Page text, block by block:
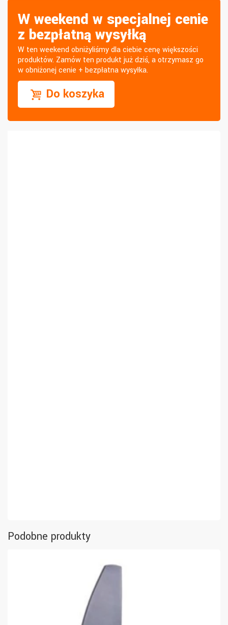
W weekend w specjalnej cenie
z bezpłatną wysyłką
W ten weekend obniżyliśmy dla ciebie cenę większości
produktów. Zamów ten produkt już dziś, a otrzymasz go
w obniżonej cenie + bezpłatna wysyłka.
Do koszyka
Podobne produkty